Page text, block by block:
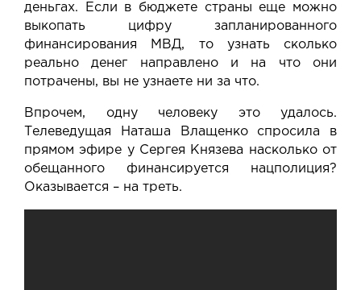
деньгах. Если в бюджете страны еще можно
выкопать цифру запланированного
финансирования МВД, то узнать сколько
реально денег направлено и на что они
потрачены, вы не узнаете ни за что.
Впрочем, одну человеку это удалось.
Телеведущая Наташа Влащенко спросила в
прямом эфире у Сергея Князева насколько от
обещанного финансируется нацполиция?
Оказывается – на треть.